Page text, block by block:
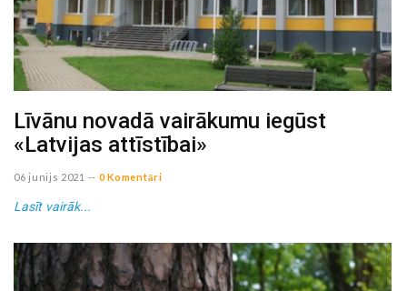
Līvānu novadā vairākumu iegūst
«Latvijas attīstībai»
06 junijs 2021 -- 0 Komentāri
Lasīt vairāk...